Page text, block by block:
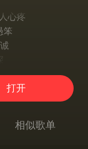
心疼
笨
独特
冷
你）
打开
相似歌单